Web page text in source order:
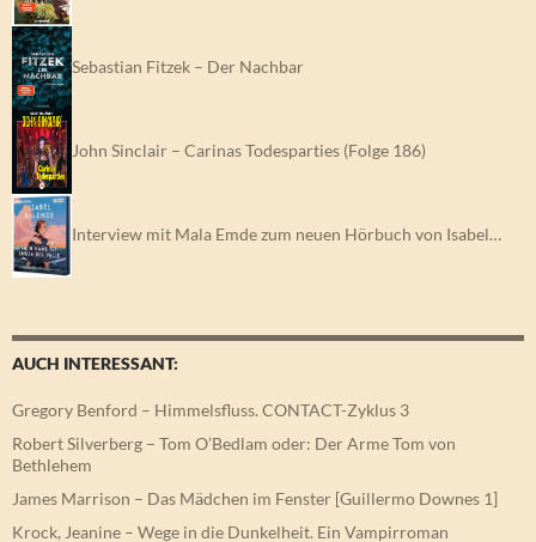
Sebastian Fitzek – Der Nachbar
John Sinclair – Carinas Todesparties (Folge 186)
Interview mit Mala Emde zum neuen Hörbuch von Isabel…
AUCH INTERESSANT:
Gregory Benford – Himmelsfluss. CONTACT-Zyklus 3
Robert Silverberg – Tom O’Bedlam oder: Der Arme Tom von
Bethlehem
James Marrison – Das Mädchen im Fenster [Guillermo Downes 1]
Krock, Jeanine – Wege in die Dunkelheit. Ein Vampirroman